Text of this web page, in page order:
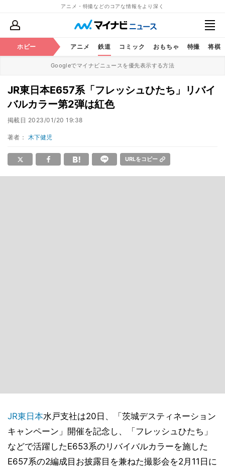
アニメ・特撮などのコアな情報をより深く
ホビー アニメ 鉄道 コミック おもちゃ 特撮 将棋
Googleでマイナビニュースを優先表示する方法
JR東日本E657系「フレッシュひたち」リバイ
バルカラー第2弾は紅色
掲載日 2023/01/20 19:38
著者： 木下健児
URLをコピー
JR東日本水戸支社は20日、「茨城デスティネーション
キャンペーン」開催を記念し、「フレッシュひたち」
などで活躍したE653系のリバイバルカラーを施した
E657系の2編成目お披露目を兼ねた撮影会を2月11日に